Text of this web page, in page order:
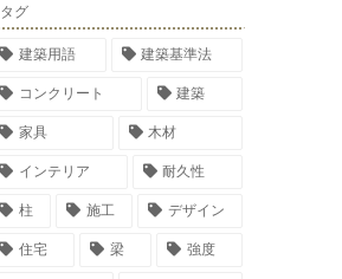
タグ
建築用語 建築基準法
コンクリート 建築
家具 木材
インテリア 耐久性
柱 施工 デザイン
住宅 梁 強度